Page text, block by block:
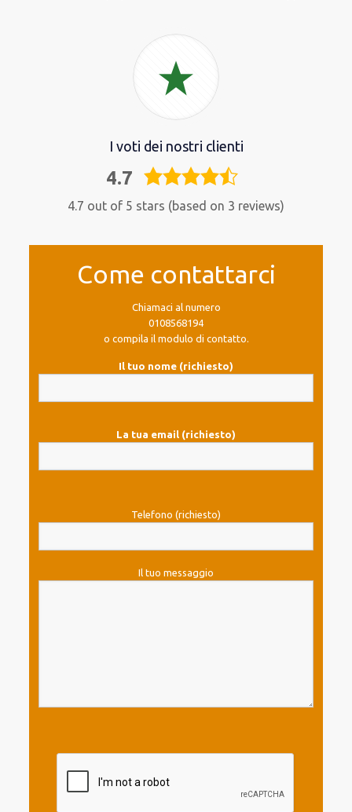
I voti dei nostri clienti
4.7
4,7
4.7 out of 5 stars (based on 3 reviews)
Come contattarci
Chiamaci al numero
0108568194
o compila il modulo di contatto.
Il tuo nome (richiesto)
La tua email (richiesto)
Telefono (richiesto)
Il tuo messaggio